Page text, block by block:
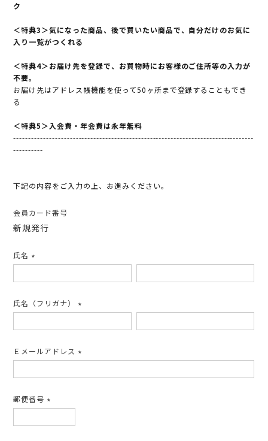
ク
＜特典3＞気になった商品、後で買いたい商品で、自分だけのお気に
入り一覧がつくれる
＜特典4＞お届け先を登録で、お買物時にお客様のご住所等の入力が
不要。
お届け先はアドレス帳機能を使って50ヶ所まで登録することもでき
る
＜特典5＞入会費・年会費は永年無料
---------------------------------------------------------------------------------
----------
下記の内容をご入力の上、お進みください。
会員カード番号
新規発行
氏名
須)
氏名（フリガナ）
須)
Ｅメールアドレス
須)
郵便番号
須)